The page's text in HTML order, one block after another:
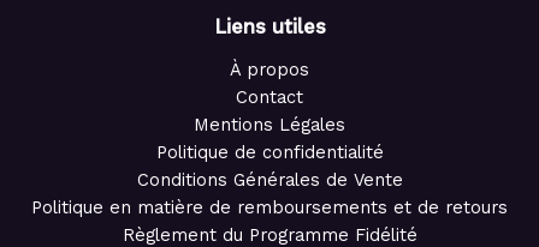
Liens utiles
À propos
Contact
Mentions Légales
Politique de confidentialité
Conditions Générales de Vente
Politique en matière de remboursements et de retours
Règlement du Programme Fidélité